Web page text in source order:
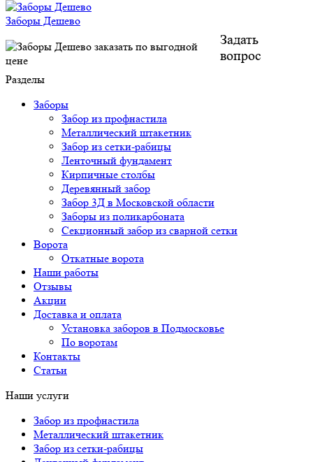
Заборы Дешево
Задать
вопрос
Разделы
Заборы
Забор из профнастила
Металлический штакетник
Забор из сетки-рабицы
Ленточный фундамент
Кирпичные столбы
Деревянный забор
Забор 3Д в Московской области
Заборы из поликарбоната
Секционный забор из сварной сетки
Ворота
Откатные ворота
Наши работы
Отзывы
Акции
Доставка и оплата
Установка заборов в Подмосковье
По воротам
Контакты
Статьи
Наши услуги
Забор из профнастила
Металлический штакетник
Забор из сетки-рабицы